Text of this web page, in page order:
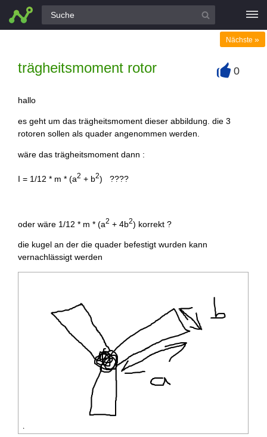
Alle Fragen
trägheitsmoment rotor
Nächste »
0
hallo
es geht um das trägheitsmoment dieser abbildung. die 3
rotoren sollen als quader angenommen werden.
wäre das trägheitsmoment dann :
I = 1/12 * m * (a2 + b2) ????
oder wäre 1/12 * m * (a2 + 4b2) korrekt ?
die kugel an der die quader befestigt wurden kann
vernachlässigt werden